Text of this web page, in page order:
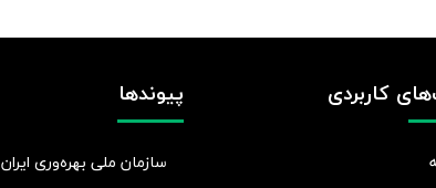
کاربردی پیوندها
سازمان ملی بهره‌وری ایران